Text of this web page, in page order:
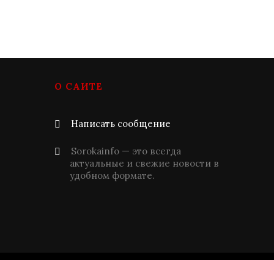
О САЙТЕ
Написать сообщение
Sorokainfo — это всегда
актуальные и свежие новости в
удобном формате.